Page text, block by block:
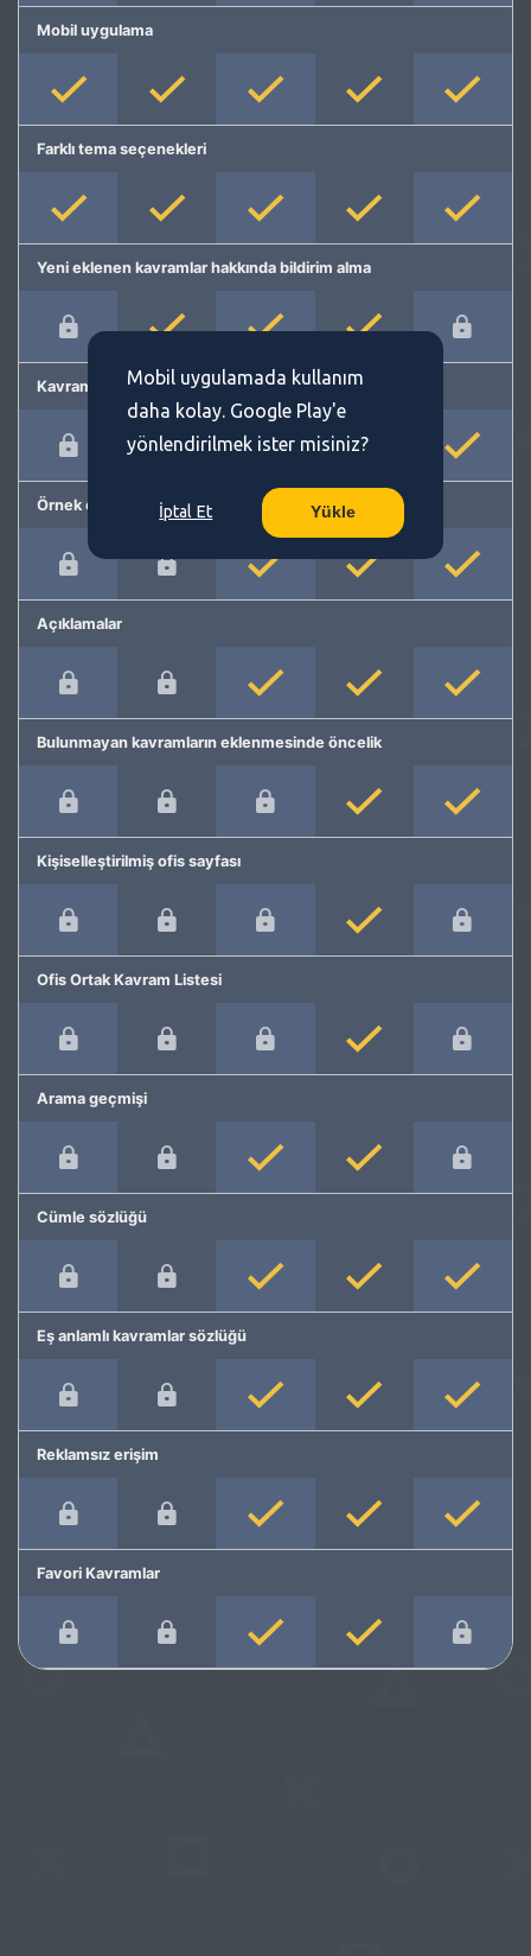
Mobil uygulama
Farklı tema seçenekleri
Yeni eklenen kavramlar hakkında bildirim alma
Kavram önerme
Örnek cümleler
Açıklamalar
Bulunmayan kavramların eklenmesinde öncelik
Kişiselleştirilmiş ofis sayfası
Ofis Ortak Kavram Listesi
Arama geçmişi
Cümle sözlüğü
Eş anlamlı kavramlar sözlüğü
Reklamsız erişim
Favori Kavramlar
Mobil uygulamada kullanım
daha kolay. Google Play'e
yönlendirilmek ister misiniz?
İptal Et Yükle